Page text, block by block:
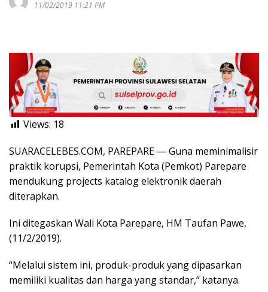
11/02/2019 11:21 PM
Views: 18
SUARACELEBES.COM, PAREPARE — Guna meminimalisir
praktik korupsi, Pemerintah Kota (Pemkot) Parepare
mendukung projects katalog elektronik daerah
diterapkan.
Ini ditegaskan Wali Kota Parepare, HM Taufan Pawe,
(11/2/2019).
“Melalui sistem ini, produk-produk yang dipasarkan
memiliki kualitas dan harga yang standar,” katanya.